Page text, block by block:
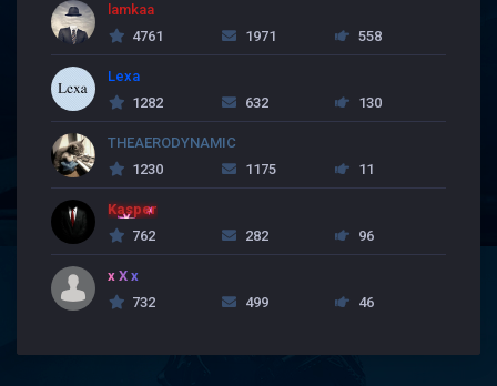
lamkaa
4761
1971 558
Lexa
1282
632 130
THEAERODYNAMIC
1230
1175 11
Kasper
762
282 96
x X x
732
499 46